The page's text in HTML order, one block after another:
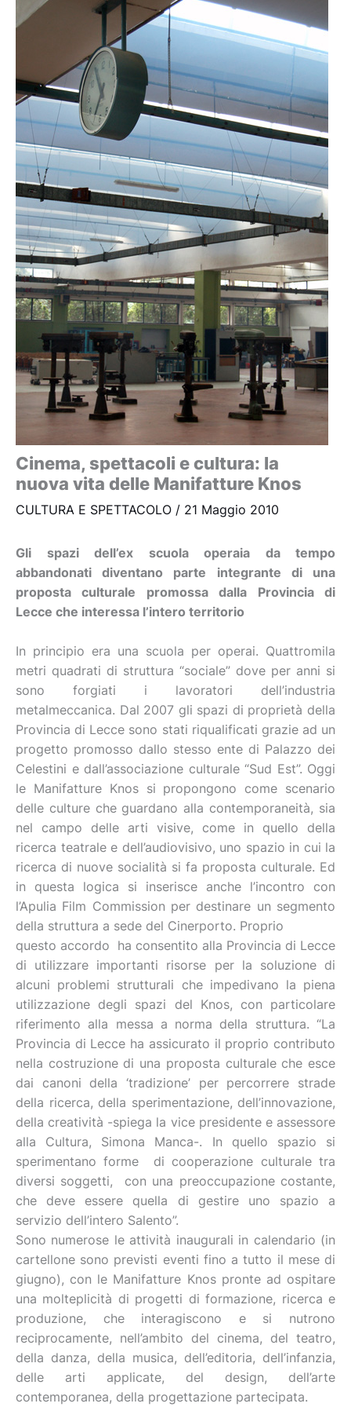
Cinema, spettacoli e cultura: la
nuova vita delle Manifatture Knos
CULTURA E SPETTACOLO / 21 Maggio 2010
Gli spazi dell’ex scuola operaia da tempo
abbandonati diventano parte integrante di una
proposta culturale promossa dalla Provincia di
Lecce che interessa l’intero territorio
In principio era una scuola per operai. Quattromila
metri quadrati di struttura “sociale” dove per anni si
sono forgiati i lavoratori dell’industria
metalmeccanica. Dal 2007 gli spazi di proprietà della
Provincia di Lecce sono stati riqualificati grazie ad un
progetto promosso dallo stesso ente di Palazzo dei
Celestini e dall’associazione culturale “Sud Est”. Oggi
le Manifatture Knos si propongono come scenario
delle culture che guardano alla contemporaneità, sia
nel campo delle arti visive, come in quello della
ricerca teatrale e dell’audiovisivo, uno spazio in cui la
ricerca di nuove socialità si fa proposta culturale. Ed
in questa logica si inserisce anche l’incontro con
l’Apulia Film Commission per destinare un segmento
della struttura a sede del Cinerporto. Proprio
questo accordo ha consentito alla Provincia di Lecce
di utilizzare importanti risorse per la soluzione di
alcuni problemi strutturali che impedivano la piena
utilizzazione degli spazi del Knos, con particolare
riferimento alla messa a norma della struttura. “La
Provincia di Lecce ha assicurato il proprio contributo
nella costruzione di una proposta culturale che esce
dai canoni della ‘tradizione’ per percorrere strade
della ricerca, della sperimentazione, dell’innovazione,
della creatività -spiega la vice presidente e assessore
alla Cultura, Simona Manca-. In quello spazio si
sperimentano forme di cooperazione culturale tra
diversi soggetti, con una preoccupazione costante,
che deve essere quella di gestire uno spazio a
servizio dell’intero Salento”.
Sono numerose le attività inaugurali in calendario (in
cartellone sono previsti eventi fino a tutto il mese di
giugno), con le Manifatture Knos pronte ad ospitare
una molteplicità di progetti di formazione, ricerca e
produzione, che interagiscono e si nutrono
reciprocamente, nell’ambito del cinema, del teatro,
della danza, della musica, dell’editoria, dell’infanzia,
delle arti applicate, del design, dell’arte
contemporanea, della progettazione partecipata.